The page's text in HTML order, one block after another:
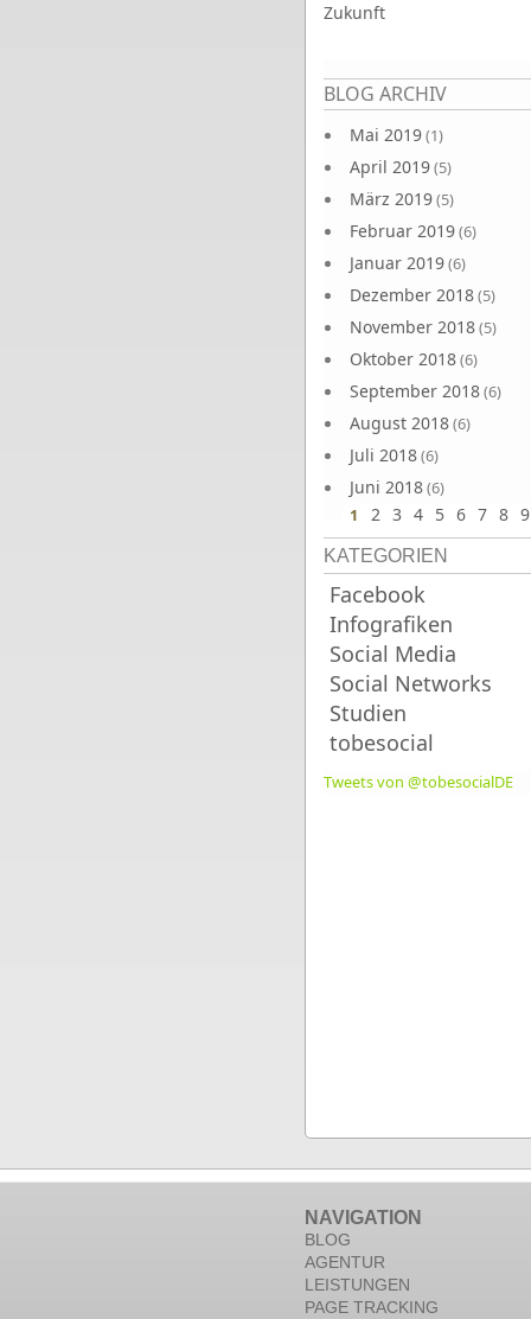
Zukunft
BLOG ARCHIV
Mai 2019(1)
April 2019(5)
März 2019(5)
Februar 2019(6)
Januar 2019(6)
Dezember 2018(5)
November 2018(5)
Oktober 2018(6)
September 2018(6)
August 2018(6)
Juli 2018(6)
Juni 2018(6)
Seiten
1 2 3 4 5 6 7 8 9
KATEGORIEN
Facebook
Infografiken
Social Media
Social Networks
Studien
tobesocial
Tweets von @tobesocialDE
NAVIGATION
BLOG
AGENTUR
LEISTUNGEN
PAGE TRACKING